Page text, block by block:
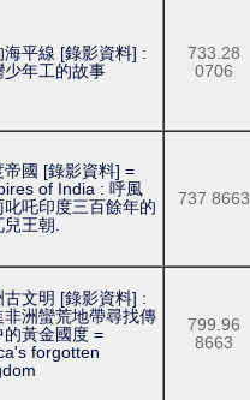
海平線 [錄影資料] :
少年工的故事
733.28
0706
帝國 [錄影資料] =
of India : 呼風
叱吒印度三百餘年的
王朝.
737 8663
古文明 [錄影資料] :
非洲蠻荒地帶尋找傳
的黃金國度 =
forgotten
799.96
8663